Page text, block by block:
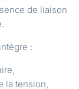
de liaison
:
la tension,